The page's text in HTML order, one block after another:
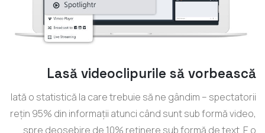
Lasă videoclipurile să vorbească
Iată o statistică la care trebuie să ne gândim – spectatorii
rețin 95% din informații atunci când sunt sub formă video,
spre deosebire de 10% reținere sub formă de text. E o